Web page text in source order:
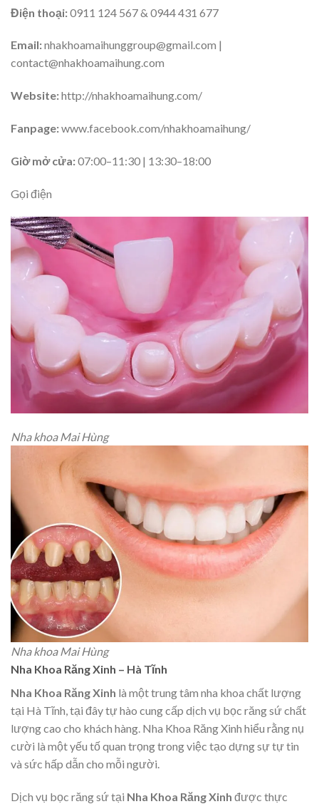
Điện thoại:0911 124 567 & 0944 431 677
Email:nhakhoamaihunggroup@gmail.com |
contact@nhakhoamaihung.com
Website:http://nhakhoamaihung.com/
Fanpage:www.facebook.com/nhakhoamaihung/
Giờ mở cửa:07:00–11:30 | 13:30–18:00
Gọi điện
Nha khoa Mai Hùng
Nha khoa Mai Hùng
Nha Khoa Răng Xinh – Hà Tĩnh
Nha Khoa Răng Xinh là một trung tâm nha khoa chất lượng
tại Hà Tĩnh, tại đây tự hào cung cấp dịch vụ bọc răng sứ chất
lượng cao cho khách hàng. Nha Khoa Răng Xinh hiểu rằng nụ
cười là một yếu tố quan trọng trong việc tạo dựng sự tự tin
và sức hấp dẫn cho mỗi người.
Dịch vụ bọc răng sứ tại Nha Khoa Răng Xinh được thực